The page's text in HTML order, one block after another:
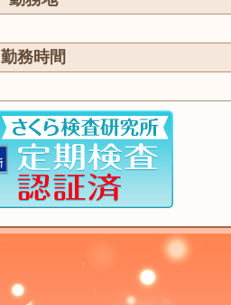
勤務時間